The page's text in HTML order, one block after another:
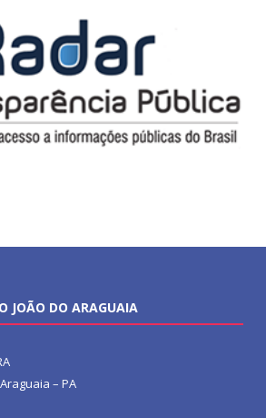
JOÃO DO ARAGUAIA
– PA